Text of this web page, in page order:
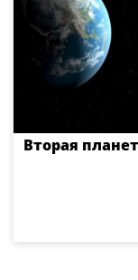
Вторая